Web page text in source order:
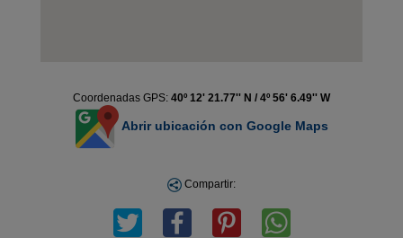
Coordenadas GPS: 40º 12' 21.77'' N / 4º 56' 6.49'' W
Abrir ubicación con Google Maps
Compartir: